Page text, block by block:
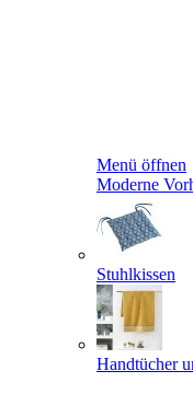
Menü öffnen
Moderne
Stuhlkissen
Handtücher